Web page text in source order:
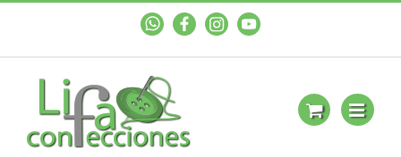
WhastAppFacebookInstagramYouTube